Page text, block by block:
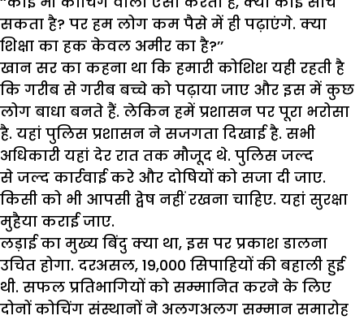
सकता है? पर हम लोग कम पैसे में ही पढ़ाएंगे. क्या
शिक्षा का हक केवल अमीर का है?’’
खान सर का कहना था कि हमारी कोशिश यही रहती है
कि गरीब से गरीब बच्चे को पढ़ाया जाए और इस में कुछ
लोग बाधा बनते हैं. लेकिन हमें प्रशासन पर पूरा भरोसा
है. यहां पुलिस प्रशासन ने सजगता दिखाई है. सभी
अधिकारी यहां देर रात तक मौजूद थे. पुलिस जल्द
से जल्द कार्रवाई करे और दोषियों को सजा दी जाए.
किसी को भी आपसी द्वेष नहीं रखना चाहिए. यहां सुरक्षा
मुहैया कराई जाए.
लड़ाई का मुख्य बिंदु क्या था, इस पर प्रकाश डालना
उचित होगा. दरअसल, 19,000 सिपाहियों की बहाली हुई
थी. सफल प्रतिभागियों को सम्मानित करने के लिए
दोनों कोचिंग संस्थानों ने अलगअलग सम्मान समारोह